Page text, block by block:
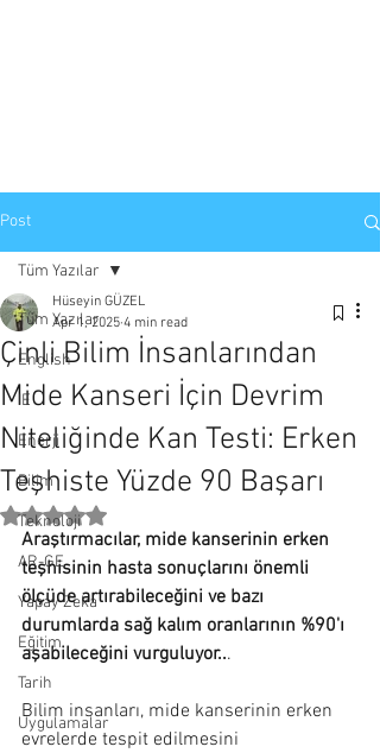
Post
Tüm Yazılar
English
IE
Enerji
Bilim
Teknoloji
AR-GE
Yapay Zeka
Eğitim
Tarih
Uygulamalar
Tüm Yazılar
Çinli Bilim İnsanlarından
Mide Kanseri İçin Devrim
Niteliğinde Kan Testi: Erken
Teşhiste Yüzde 90 Başarı
Hüseyin GÜZEL
Apr 1, 2025 4 min read
Rated NaN out of 5 stars.
Araştırmacılar, mide kanserinin erken
teşhisinin hasta sonuçlarını önemli
ölçüde artırabileceğini ve bazı
durumlarda sağ kalım oranlarının %90'ı
aşabileceğini vurguluyor...
Bilim insanları, mide kanserinin erken
evrelerde tespit edilmesini